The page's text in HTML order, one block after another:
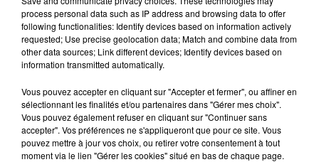
16/07/26 : LES INFORMATIONS
process personal data such as IP address and browsing data to offer
following functionalities: Identify devices based on information actively
requested; Use precise geolocation data; Match and combine data from
other data sources; Link different devices; Identify devices based on
information transmitted automatically.
Vous pouvez accepter en cliquant sur "Accepter et fermer", ou affiner en
sélectionnant les finalités et/ou partenaires dans "Gérer mes choix".
Vous pouvez également refuser en cliquant sur "Continuer sans
accepter". Vos préférences ne s'appliqueront que pour ce site. Vous
pouvez mettre à jour vos choix, ou retirer votre consentement à tout
moment via le lien "Gérer les cookies" situé en bas de chaque page.